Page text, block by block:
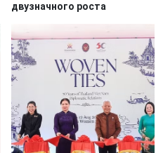
двузначного роста